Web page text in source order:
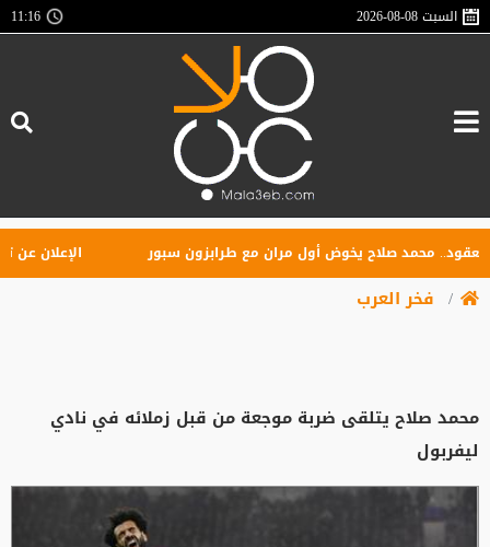
السبت2026-08-08
11:16
محمد صلاح يخوض أول مران مع طرابزون سبور الإعلان عن
فخر العرب
محمد صلاح يتلقى ضربة موجعة من قبل زملائه في نادي
ليفربول